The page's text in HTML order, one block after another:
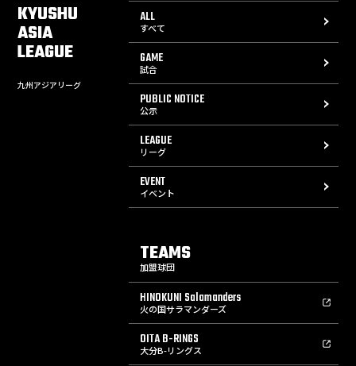
KYUSHU
ASIA
LEAGUE
九州アジアリーグ
ALL
すべて
GAME
試合
PUBLIC NOTICE
公示
LEAGUE
リーグ
EVENT
イベント
TEAMS
加盟球団
HINOKUNI Salamanders
火の国サラマンダーズ
OITA B-RINGS
大分B-リングス